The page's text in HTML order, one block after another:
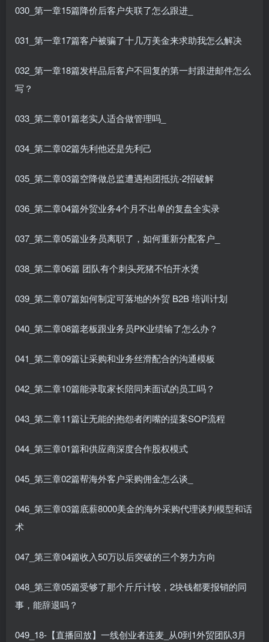
030_第一章15篇降价后客户失联了怎么跟进_
031_第一章17篇客户被骗了十几万美金来求助我怎么解决
032_第一章18篇发样品后客户不回复的第一封跟进邮件怎么
写？
033_第二章01篇老实人适合做管理吗_
034_第二章02篇先利他还是先利己
035_第二章03篇空降做总监遭遇抱团抵抗-2招破解
036_第二章04篇外贸业务4个月不出单的复盘全实录
037_第二章05篇业务员离职了，如何重新分配客户_
038_第二章06篇 团队有个刺头死猪不怕开水烫
039_第二章07篇如何制定可落地的外贸 B2B 培训计划
040_第二章08篇老板跟业务员PK业绩输了怎么办？
041_第二章09篇让采购和业务丝滑配合的沟通模板
042_第二章10篇能录取家长陪同来面试的员工吗？
043_第二章11篇让无能的抱怨者闭嘴的提案SOP流程
044_第三章01篇和供应商深度合作股权模式
045_第三章02篇帮海外客户采购佣金怎么谈_
046_第三章03篇底薪8000美金的海外采购代理谈判模型和话
术
047_第三章04篇收入50万以后突破的三个努力方向
048_第三章05篇受够了那个斤斤计较，2块钱都要报销的同
事，能辞退吗？
049_18-【直播回放】一线创业者连麦_从0到1外贸团队3月